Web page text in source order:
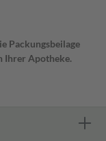
Packungsbeilage
Ihrer Apotheke.